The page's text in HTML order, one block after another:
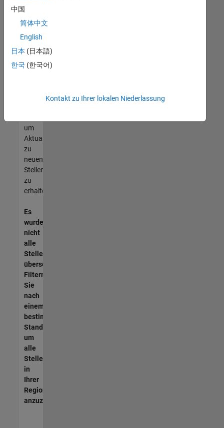
können,
die
Ihren
entsprechen,
werden
unseres
um
Aktualisierungen
zu
neuen
Stellenangeboten
zu
erhalten.
Es
wurden
nicht
alle
Stellen
übersetzt.
Filtern
Sie
nach
einem
bestimmten
Standort,
um
alle
Stellenangebote
in
Ihrer
Region
anzuzeigen.
中国
简体中文
English
日本 (日本語)
한국 (한국어)
Kontakt zu Ihrer lokalen Niederlassung